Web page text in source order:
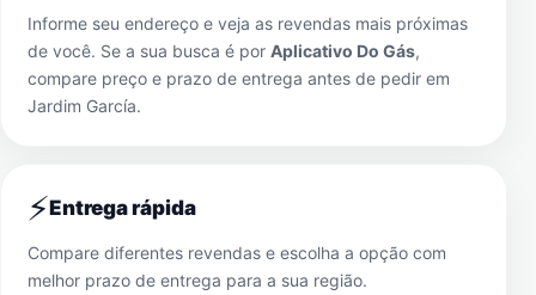
Informe seu endereço e veja as revendas mais próximas
de você. Se a sua busca é por Aplicativo Do Gás,
compare preço e prazo de entrega antes de pedir em
Jardim García.
⚡Entrega rápida
Compare diferentes revendas e escolha a opção com
melhor prazo de entrega para a sua região.